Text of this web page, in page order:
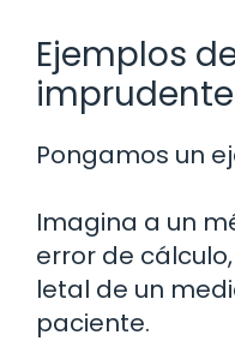
Ejemplos
imprudente
Pongamos un
Imagina a un
error de
letal de un
paciente.